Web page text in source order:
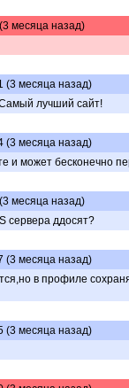
месяца назад)
(3 месяца назад)
лучший сайт!
(3 месяца назад)
и может бесконечно
месяца назад)
сервера ддосят?
(3 месяца назад)
в профиле
(3 месяца назад)